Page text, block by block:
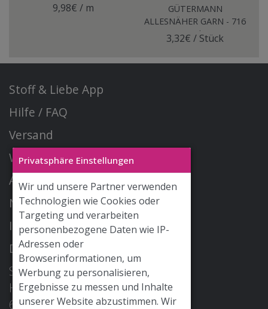
Privatsphäre Einstellungen
Wir und unsere Partner verwenden
Technologien wie Cookies oder
Targeting und verarbeiten
personenbezogene Daten wie IP-
Adressen oder
Browserinformationen, um
Werbung zu personalisieren,
Ergebnisse zu messen und Inhalte
unserer Website abzustimmen. Wir
9,98€ / m
GÜTERMANN
ALLESNÄHER GARN - 716
Pink
3,32€ / Stück
Stoff & Liebe App
Hilfe / FAQ
Versand
Widerrufsrecht
AGB
Newsletter
Impressum
Datenschutz
STOFF & LIEBE GmbH
Hohe Str. 2
68526 Ladenburg